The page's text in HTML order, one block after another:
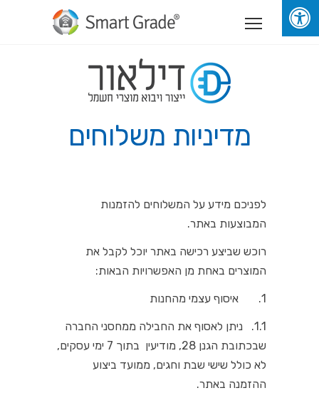
מדיניות משלוחים
לפניכם מידע על המשלוחים להזמנות
המבוצעות באתר.
רוכש שביצע רכישה באתר יוכל לקבל את
המוצרים באחת מן האפשרויות הבאות:
1. איסוף עצמי מהחנות
1.1. ניתן לאסוף את החבילה ממחסני החברה
שבכתובת הגנן 28, מודיעין בתוך 7 ימי עסקים,
לא כולל שישי שבת וחגים, ממועד ביצוע
ההזמנה באתר.